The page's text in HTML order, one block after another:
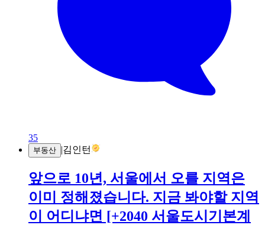
35
부동산 |김인턴
앞으로 10년, 서울에서 오를 지역은
이미 정해졌습니다. 지금 봐야할 지역
이 어디냐면 [+2040 서울도시기본계